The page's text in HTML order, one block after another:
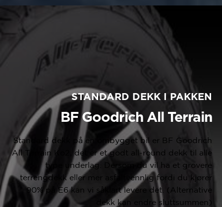
STANDARD DEKK I PAKKEN
BF Goodrich All Terrain
Standard dekk på en ombygget bil er BF Goodrich
All Terrain Ko2, det er et godt all-round dekk til alle
type underlag. Dersom du vil ha et grovere
terrengdekk eller mer asfaltvennlig fordi du kjører
90% på E6 kan vi såklart levere det. (Alternative
dekk kan endre sluttsummen)